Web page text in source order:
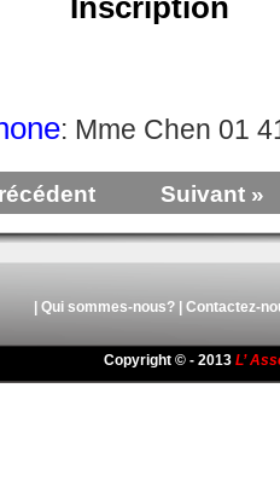
: Mme Chen 01
Suivant »
| Qui sommes-nous?| Contactez-
Copyright © - 2013 L’